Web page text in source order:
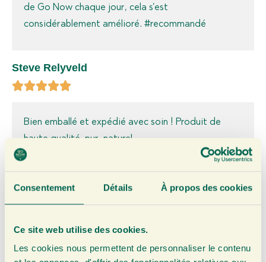
Consentement Détails À propos des cookies
Ce site web utilise des cookies.
Les cookies nous permettent de personnaliser le contenu
de Go Now chaque jour, cela s’est
considérablement amélioré. #recommandé
Steve Relyveld
Bien emballé et expédié avec soin ! Produit de
haute qualité, pur, naturel.
Arie van Tilborg
pur jus de gingembre, en infusion, dans le thé, avec